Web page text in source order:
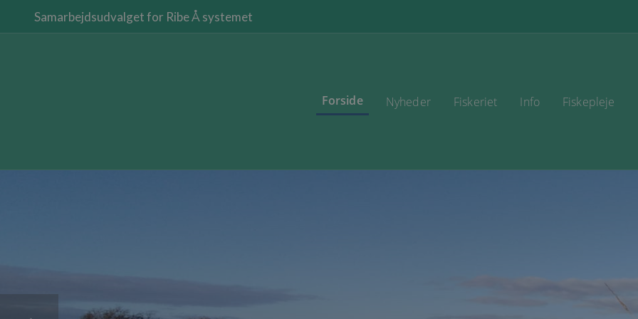
Samarbejdsudvalget for Ribe Å systemet
Forside Nyheder Fiskeriet Info Fiskepleje